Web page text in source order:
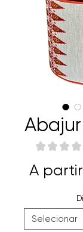
★ ★ ★ ★
A